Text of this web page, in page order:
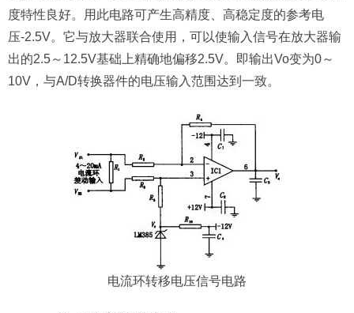
度特性良好。用此电路可产生高精度、高稳定度的参考电
压-2.5V。它与放大器联合使用，可以使输入信号在放大器输
出的2.5～12.5V基础上精确地偏移2.5V。即输出Vo变为0～
10V，与A/D转换器件的电压输入范围达到一致。
电流环转移电压信号电路